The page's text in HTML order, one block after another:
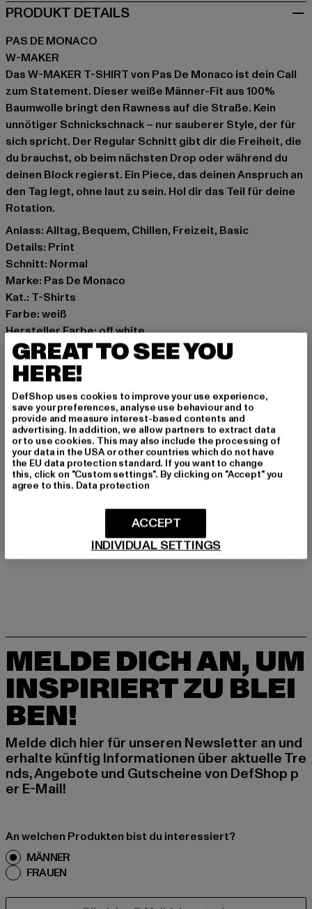
PRODUKT DETAILS
PAS DE MONACO
W-MAKER
Das W-MAKER T-SHIRT von Pas De Monaco ist dein Call
zum Statement. Dieser weiße Männer-Fit aus 100%
Baumwolle bringt den Rawness auf die Straße. Kein
unnötiger Schnickschnack – nur sauberer Style, der für
sich spricht. Der Regular Schnitt gibt dir die Freiheit, die
du brauchst, ob beim nächsten Drop oder während du
deinen Block regierst. Ein Piece, das deinen Anspruch an
den Tag legt, ohne laut zu sein. Hol dir das Teil für deine
Rotation.
Anlass: Alltag, Bequem, Chillen, Freizeit, Basic
Details: Print
Schnitt: Normal
Marke: Pas De Monaco
Kat.: T-Shirts
Farbe: weiß
Hersteller Farbe: off white
Materialzusammensetzung: 100% Baumwolle
Art.Nr: 0009011-04359
Hersteller: Zabou House |Krishna@zabou.co.uk
Shelley Road, Ashton-on-Ribble | PR2 2ZH Lancashire |
GB
GRÖSSE & PASSFORM
PFLEGEHINWEISE
LIEFERUNG & RÜCKGABE
MELDE DICH AN, UM
INSPIRIERT ZU BLEI
BEN!
Melde dich hier für unseren Newsletter an und
erhalte künftig Informationen über aktuelle Tre
nds, Angebote und Gutscheine von DefShop p
er E-Mail!
An welchen Produkten bist du interessiert?
MÄNNER
FRAUEN
GREAT TO SEE YOU
HERE!
DefShop uses cookies to improve your use experience,
save your preferences, analyse use behaviour and to
provide and measure interest-based contents and
advertising. In addition, we allow partners to extract data
or to use cookies. This may also include the processing of
your data in the USA or other countries which do not have
the EU data protection standard. If you want to change
this, click on "Custom settings". By clicking on "Accept" you
agree to this. Data protection
INDIVIDUAL SETTINGS
ACCEPT